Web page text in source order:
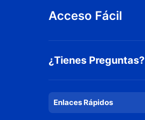
Acceso Fácil
¿Tienes Preguntas?
Enlaces Rápidos